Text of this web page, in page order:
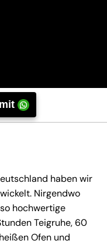
mit
haben wir
Nirgendwo
hochwertige
Teigruhe, 60
Ofen und